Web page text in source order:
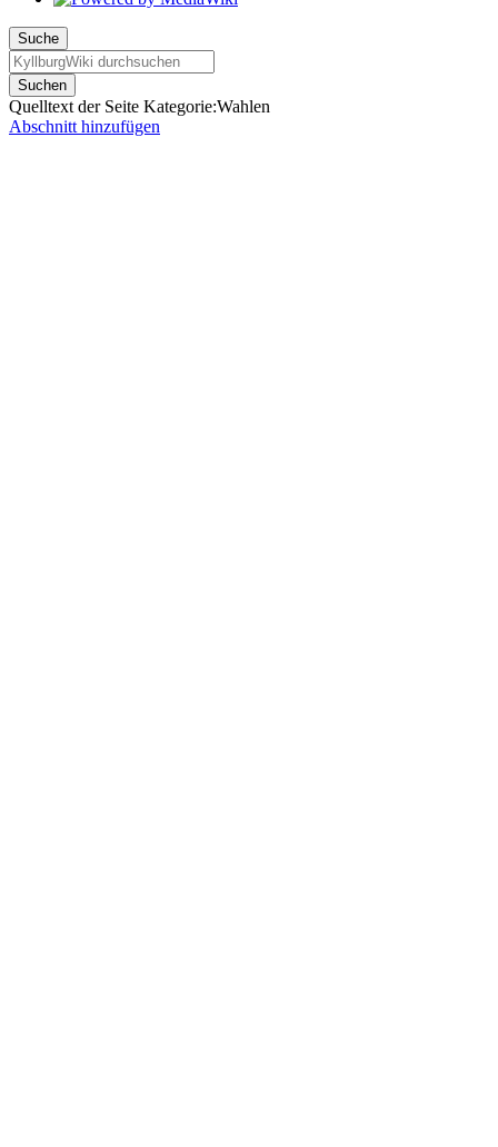
Suche
Suchen
Quelltext der Seite Kategorie:Wahlen
Abschnitt hinzufügen